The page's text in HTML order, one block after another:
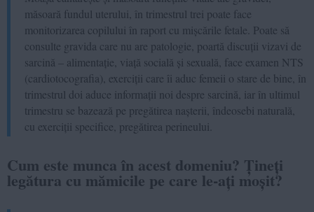
măsoară fundul uterului, în trimestrul trei poate face
monitorizarea copilului în raport cu mișcările fetale. Poate să
consulte gravida care nu are patologie, poartă discuții vizavi de
sarcină – alimentație, viață socială și sexuală, face examen NTS
(cardiotocografia), exerciții care îi aduc femeii o stare de bine, în
trimestrul doi aduce informații noi despre sarcină, iar în ultimul
trimestru se bazează pe pregătirea nașterii, îndeosebi naturală,
cu exerciții specifice, pregătirea perineului.
Cum este munca în acest domeniu? Țineți
legătura cu mămicile pe care le-ați moșit?